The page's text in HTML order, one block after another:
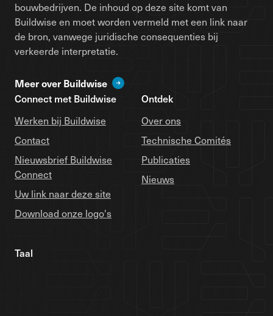
bouwbedrijven. De inhoud op deze site komt van
Buildwise en moet worden vermeld met een link naar
de bron, vanwege juridische consequenties bij
verkeerde interpretatie.
Meer over Buildwise
Connect met Buildwise
Werken bij Buildwise
Contact
Nieuwsbrief Buildwise
Connect
Uw link naar deze site
Download onze logo's
Ontdek
Over ons
Technische Comités
Publicaties
Nieuws
Taal